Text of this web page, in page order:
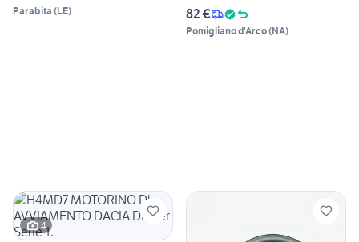
Parabita (LE) 82 €
Pomigliano d'Arco(NA)
4